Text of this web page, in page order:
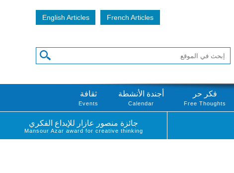
English Articles French Articles
فكر حر
Free Thoughts
أجندة الأنشطة
Calendar
ثقافة
Events
جائزة منصور عازار للإبداع الفكري
Mansour Azar award for creative thinking